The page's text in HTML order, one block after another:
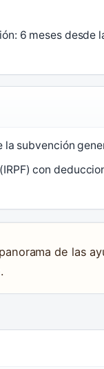
6 meses
la subvención
con
de las